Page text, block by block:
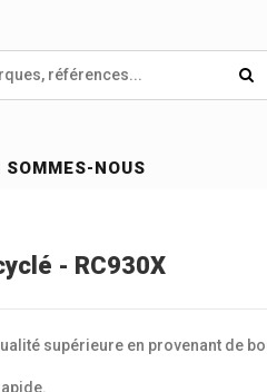
SOMMES-NOUS
- RC930X
supérieure en provenant de